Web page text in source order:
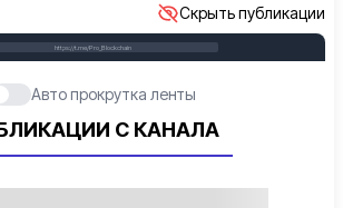
Скрыть публикации
https://t.me/Pro_Blockchain
Авто прокрутка ленты
С КАНАЛА